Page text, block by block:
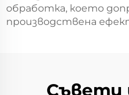
обработка, което
производствена
Съвети